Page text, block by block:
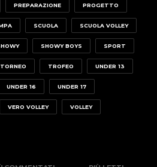
PREPARAZIONE PROGETTO
SCUOLA SCUOLA VOLLEY
SHOWY BOYS SPORT
TORNEO TROFEO UNDER 13
UNDER 16 UNDER 17
VERO VOLLEY VOLLEY